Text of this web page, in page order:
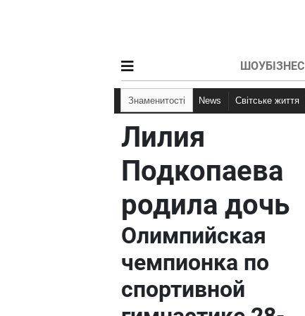
ШОУБІЗНЕС
Знаменитості News Світське життя
Лилия
Подкопаева
родила дочь
Олимпийская
чемпионка по
спортивной